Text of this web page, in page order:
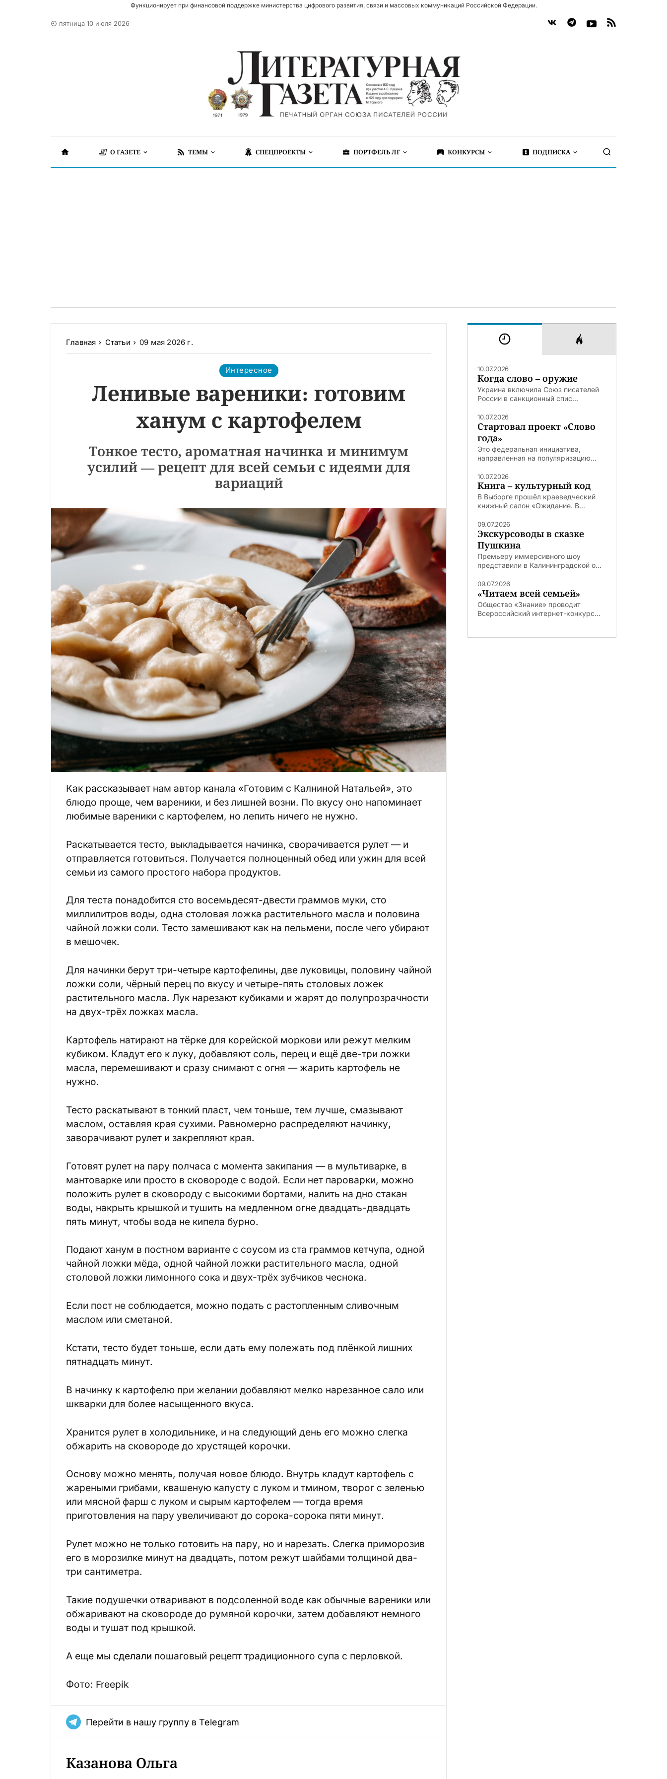
Функционирует при финансовой поддержке министерства цифрового развития, связи и массовых коммуникаций Российской Федерации.
пятница 10 июля 2026
О ГАЗЕТЕ ТЕМЫ СПЕЦПРОЕКТЫ ПОРТФЕЛЬ ЛГ КОНКУРСЫ ПОДПИСКА
Главная Статьи 09 мая 2026 г.
Интересное
Ленивые вареники: готовим
ханум с картофелем
Тонкое тесто, ароматная начинка и минимум
усилий — рецепт для всей семьи с идеями для
вариаций
Как рассказывает нам автор канала «Готовим с Калниной Натальей», это
блюдо проще, чем вареники, и без лишней возни. По вкусу оно напоминает
любимые вареники с картофелем, но лепить ничего не нужно.
Раскатывается тесто, выкладывается начинка, сворачивается рулет — и
отправляется готовиться. Получается полноценный обед или ужин для всей
семьи из самого простого набора продуктов.
Для теста понадобится сто восемьдесят-двести граммов муки, сто
миллилитров воды, одна столовая ложка растительного масла и половина
чайной ложки соли. Тесто замешивают как на пельмени, после чего убирают
в мешочек.
Для начинки берут три-четыре картофелины, две луковицы, половину чайной
ложки соли, чёрный перец по вкусу и четыре-пять столовых ложек
растительного масла. Лук нарезают кубиками и жарят до полупрозрачности
на двух-трёх ложках масла.
Картофель натирают на тёрке для корейской моркови или режут мелким
кубиком. Кладут его к луку, добавляют соль, перец и ещё две-три ложки
масла, перемешивают и сразу снимают с огня — жарить картофель не
нужно.
Тесто раскатывают в тонкий пласт, чем тоньше, тем лучше, смазывают
маслом, оставляя края сухими. Равномерно распределяют начинку,
заворачивают рулет и закрепляют края.
Готовят рулет на пару полчаса с момента закипания — в мультиварке, в
мантоварке или просто в сковороде с водой. Если нет пароварки, можно
положить рулет в сковороду с высокими бортами, налить на дно стакан
воды, накрыть крышкой и тушить на медленном огне двадцать-двадцать
пять минут, чтобы вода не кипела бурно.
Подают ханум в постном варианте с соусом из ста граммов кетчупа, одной
чайной ложки мёда, одной чайной ложки растительного масла, одной
столовой ложки лимонного сока и двух-трёх зубчиков чеснока.
Если пост не соблюдается, можно подать с растопленным сливочным
маслом или сметаной.
Кстати, тесто будет тоньше, если дать ему полежать под плёнкой лишних
пятнадцать минут.
В начинку к картофелю при желании добавляют мелко нарезанное сало или
шкварки для более насыщенного вкуса.
Хранится рулет в холодильнике, и на следующий день его можно слегка
обжарить на сковороде до хрустящей корочки.
Основу можно менять, получая новое блюдо. Внутрь кладут картофель с
жареными грибами, квашеную капусту с луком и тмином, творог с зеленью
или мясной фарш с луком и сырым картофелем — тогда время
приготовления на пару увеличивают до сорока-сорока пяти минут.
Рулет можно не только готовить на пару, но и нарезать. Слегка приморозив
его в морозилке минут на двадцать, потом режут шайбами толщиной два-
три сантиметра.
Такие подушечки отваривают в подсоленной воде как обычные вареники или
обжаривают на сковороде до румяной корочки, затем добавляют немного
воды и тушат под крышкой.
А еще мы сделали пошаговый рецепт традиционного супа с перловкой.
Фото: Freepik
Перейти в нашу группу в Telegram
Казанова Ольга
10.07.2026
Когда слово – оружие
Украина включила Союз писателей
России в санкционный спис...
10.07.2026
Стартовал проект «Слово
года»
Это федеральная инициатива,
направленная на популяризацию...
10.07.2026
Книга – культурный код
В Выборге прошёл краеведческий
книжный салон «Ожидание. В...
09.07.2026
Экскурсоводы в сказке
Пушкина
Премьеру иммерсивного шоу
представили в Калининградской о...
09.07.2026
«Читаем всей семьей»
Общество «Знание» проводит
Всероссийский интернет-конкурс...